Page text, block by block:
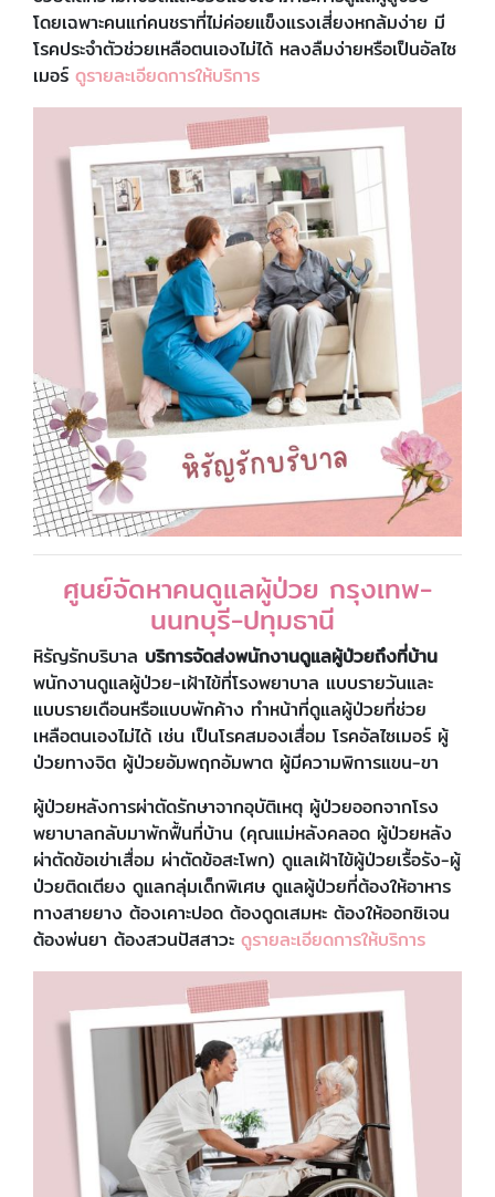
โดยเฉพาะคนแก่คนชราที่ไม่ค่อยแข็งแรงเสี่ยงหกล้มง่าย มี
โรคประจำตัวช่วยเหลือตนเองไม่ได้ หลงลืมง่ายหรือเป็นอัลไซ
เมอร์ ดูรายละเอียดการให้บริการ
ศูนย์จัดหาคนดูแลผู้ป่วย กรุงเทพ-
นนทบุรี-ปทุมธานี
หิรัญรักบริบาล บริการจัดส่งพนักงานดูแลผู้ป่วยถึงที่บ้าน
พนักงานดูแลผู้ป่วย-เฝ้าไข้ที่โรงพยาบาล แบบรายวันและ
แบบรายเดือนหรือแบบพักค้าง ทำหน้าที่ดูแลผู้ป่วยที่ช่วย
เหลือตนเองไม่ได้ เช่น เป็นโรคสมองเสื่อม โรคอัลไซเมอร์ ผู้
ป่วยทางจิต ผู้ป่วยอัมพฤกอัมพาต ผู้มีความพิการแขน-ขา
ผู้ป่วยหลังการผ่าตัดรักษาจากอุบัติเหตุ ผู้ป่วยออกจากโรง
พยาบาลกลับมาพักฟื้นที่บ้าน (คุณแม่หลังคลอด ผู้ป่วยหลัง
ผ่าตัดข้อเข่าเสื่อม ผ่าตัดข้อสะโพก) ดูแลเฝ้าไข้ผู้ป่วยเรื้อรัง-ผู้
ป่วยติดเตียง ดูแลกลุ่มเด็กพิเศษ ดูแลผู้ป่วยที่ต้องให้อาหาร
ทางสายยาง ต้องเคาะปอด ต้องดูดเสมหะ ต้องให้ออกซิเจน
ต้องพ่นยา ต้องสวนปัสสาวะ ดูรายละเอียดการให้บริการ